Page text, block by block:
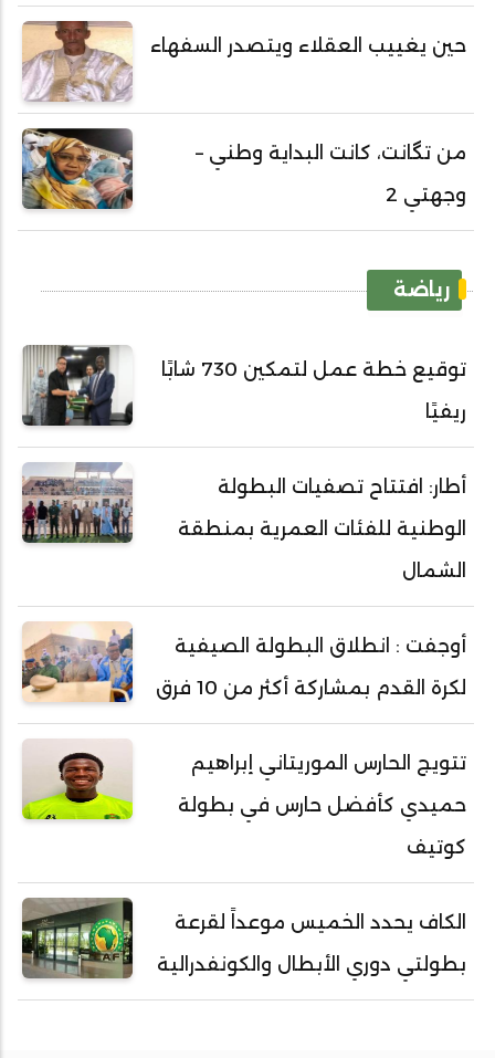
حين يغييب العقلاء ويتصدر السفهاء
من تگانت، كانت البداية وطني –
وجهتي 2
رياضة
توقيع خطة عمل لتمكين 730 شابًا
ريفيًا
أطار: افتتاح تصفيات البطولة
الوطنية للفئات العمرية بمنطقة
الشمال
أوجفت : انطلاق البطولة الصيفية
لكرة القدم بمشاركة أكثر من 10 فرق
تتويج الحارس الموريتاني إبراهيم
حميدي كأفضل حارس في بطولة
كوتيف
الكاف يحدد الخميس موعداً لقرعة
بطولتي دوري الأبطال والكونفدرالية